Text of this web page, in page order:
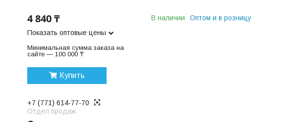
4 840 ₸
Показать оптовые цены
Минимальная сумма заказа на
сайте — 100 000 ₸
В наличии Оптом и в розницу
Купить
+7 (771) 614-77-70
Отдел продаж